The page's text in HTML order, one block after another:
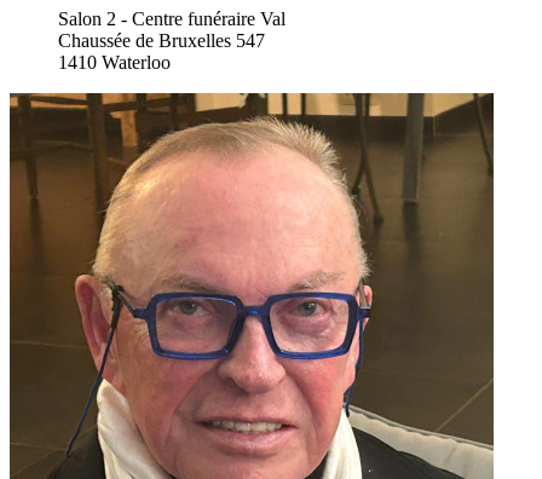
Salon 2 - Centre funéraire Val
Chaussée de Bruxelles 547
1410 Waterloo